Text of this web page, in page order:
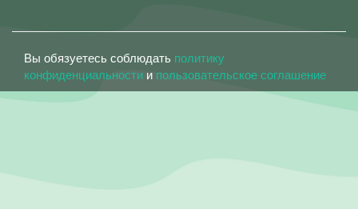
Вы обязуетесь соблюдать политику
конфиденциальности и пользовательское соглашение